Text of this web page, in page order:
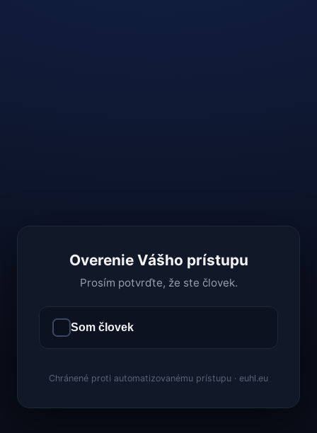
Overenie Vášho prístupu
Prosím potvrďte, že ste človek.
Som človek
Chránené proti automatizovanému prístupu · euhl.eu